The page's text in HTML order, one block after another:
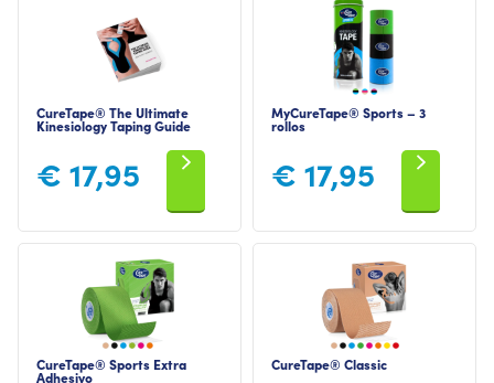
CureTape® The Ultimate
Kinesiology Taping Guide
€ 17,95
MyCureTape® Sports – 3
rollos
€ 17,95
CureTape® Sports Extra
Adhesivo
CureTape® Classic